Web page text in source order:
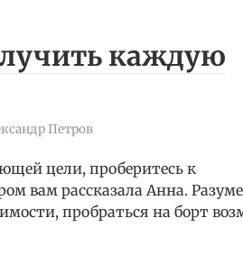
каждую
Петров
цели, проберитесь к
вам рассказала Анна.
пробраться на борт